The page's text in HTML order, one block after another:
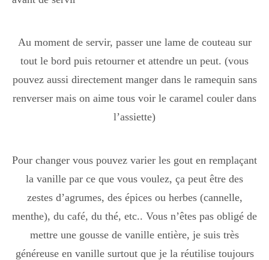
Au moment de servir, passer une lame de couteau sur
tout le bord puis retourner et attendre un peut. (vous
pouvez aussi directement manger dans le ramequin sans
renverser mais on aime tous voir le caramel couler dans
l’assiette)
Pour changer vous pouvez varier les gout en remplaçant
la vanille par ce que vous voulez, ça peut être des
zestes d’agrumes, des épices ou herbes (cannelle,
menthe), du café, du thé, etc.. Vous n’êtes pas obligé de
mettre une gousse de vanille entière, je suis très
généreuse en vanille surtout que je la réutilise toujours